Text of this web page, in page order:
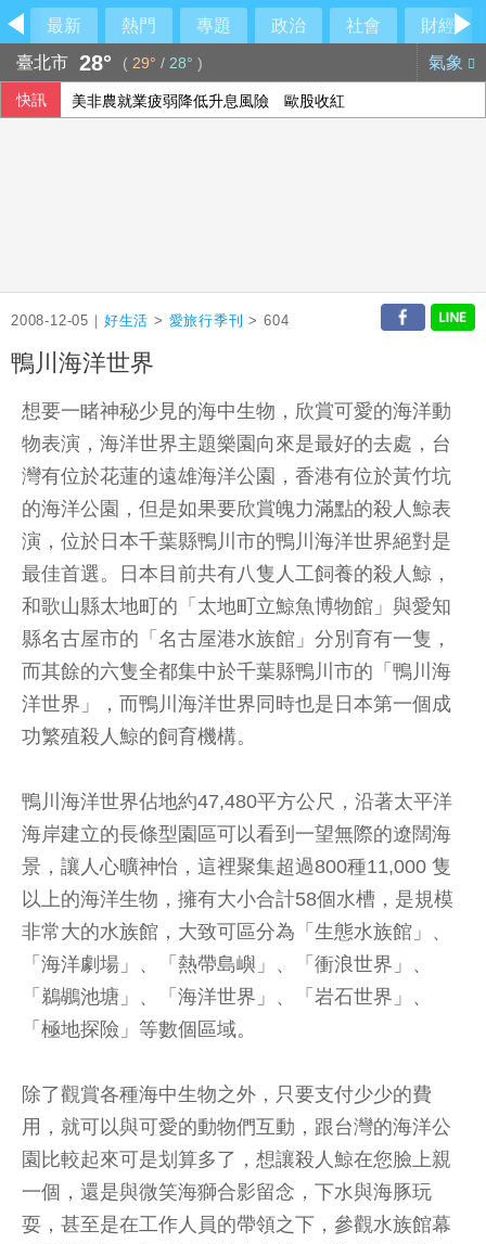
最新 熱門 專題 政治 社會
財經
臺北市 28° ( 29° / 28° ) 氣象
快訊 美非農就業疲弱降低升息風險 歐股收紅
2008-12-05｜ 好生活 > 愛旅行季刊 > 604
鴨川海洋世界
想要一睹神秘少見的海中生物，欣賞可愛的海洋動
物表演，海洋世界主題樂園向來是最好的去處，台
灣有位於花蓮的遠雄海洋公園，香港有位於黃竹坑
的海洋公園，但是如果要欣賞魄力滿點的殺人鯨表
演，位於日本千葉縣鴨川市的鴨川海洋世界絕對是
最佳首選。日本目前共有八隻人工飼養的殺人鯨，
和歌山縣太地町的「太地町立鯨魚博物館」與愛知
縣名古屋市的「名古屋港水族館」分別育有一隻，
而其餘的六隻全都集中於千葉縣鴨川市的「鴨川海
洋世界」，而鴨川海洋世界同時也是日本第一個成
功繁殖殺人鯨的飼育機構。
鴨川海洋世界佔地約47,480平方公尺，沿著太平洋
海岸建立的長條型園區可以看到一望無際的遼闊海
景，讓人心曠神怡，這裡聚集超過800種11,000 隻
以上的海洋生物，擁有大小合計58個水槽，是規模
非常大的水族館，大致可區分為「生態水族館」、
「海洋劇場」、「熱帶島嶼」、「衝浪世界」、
「鵜鶘池塘」、「海洋世界」、「岩石世界」、
「極地探險」等數個區域。
除了觀賞各種海中生物之外，只要支付少少的費
用，就可以與可愛的動物們互動，跟台灣的海洋公
園比較起來可是划算多了，想讓殺人鯨在您臉上親
一個，還是與微笑海獅合影留念，下水與海豚玩
耍，甚至是在工作人員的帶領之下，參觀水族館幕